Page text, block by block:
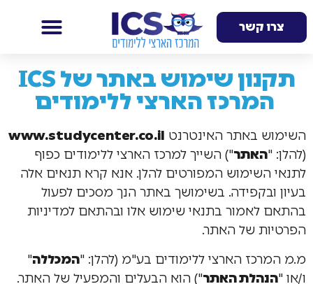
צרו קשר
תקנון שימוש באתר של ICS
המרכז הארצי ללימודים
השימוש באתר האינטרנט www.studycenter.co.il
(להלן: "האתר") השייך למרכז הארצי ללימודים כפוף
לתנאי השימוש המפורטים להלן. אנא קרא תנאים אלה
בעיון ובקפידה. בשימושך באתר הנך מסכים לפעול
בהתאם לאמור בתנאי שימוש אלו ובהתאם למדיניות
הפרטיות של האתר.
מ.מ המרכז הארצי ללימודים בע"מ (להלן: "המכללה"
ו/או "הנהלת האתר") הוא הבעלים והמפעיל של האתר.